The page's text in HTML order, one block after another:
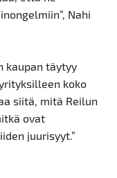
Nahi
kaupan täytyy
koko
siitä, mitä Reilun
ovat
juurisyyt.”